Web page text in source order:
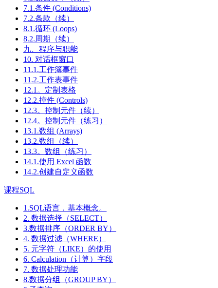
7.1.条件 (Conditions)
7.2.条款（续）
8.1.循环 (Loops)
8.2.周期（续）
九、程序与职能
10. 对话框窗口
11.1.工作簿事件
11.2.工作表事件
12.1。定制表格
12.2.控件 (Controls)
12.3。控制元件（续）
12.4。控制元件（练习）
13.1.数组 (Arrays)
13.2.数组（续）
13.3。数组（练习）
14.1.使用 Excel 函数
14.2.创建自定义函数
课程SQL
1.SQL语言，基本概念。
2. 数据选择（SELECT）
3.数据排序（ORDER BY）
4. 数据过滤（WHERE）
5. 元字符（LIKE）的使用
6. Calculation（计算）字段
7. 数据处理功能
8.数据分组（GROUP BY）